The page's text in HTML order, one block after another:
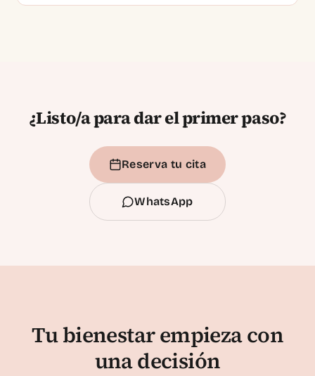
¿Listo/a para dar el primer paso?
Reserva tu cita
WhatsApp
Tu bienestar empieza con
una decisión